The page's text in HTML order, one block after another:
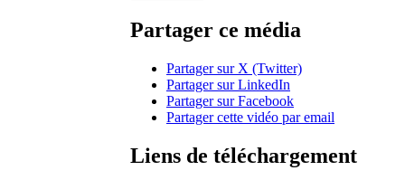
Partager ce média
Partager sur X (Twitter)
Partager sur LinkedIn
Partager sur Facebook
Partager cette vidéo par email
Liens de téléchargement